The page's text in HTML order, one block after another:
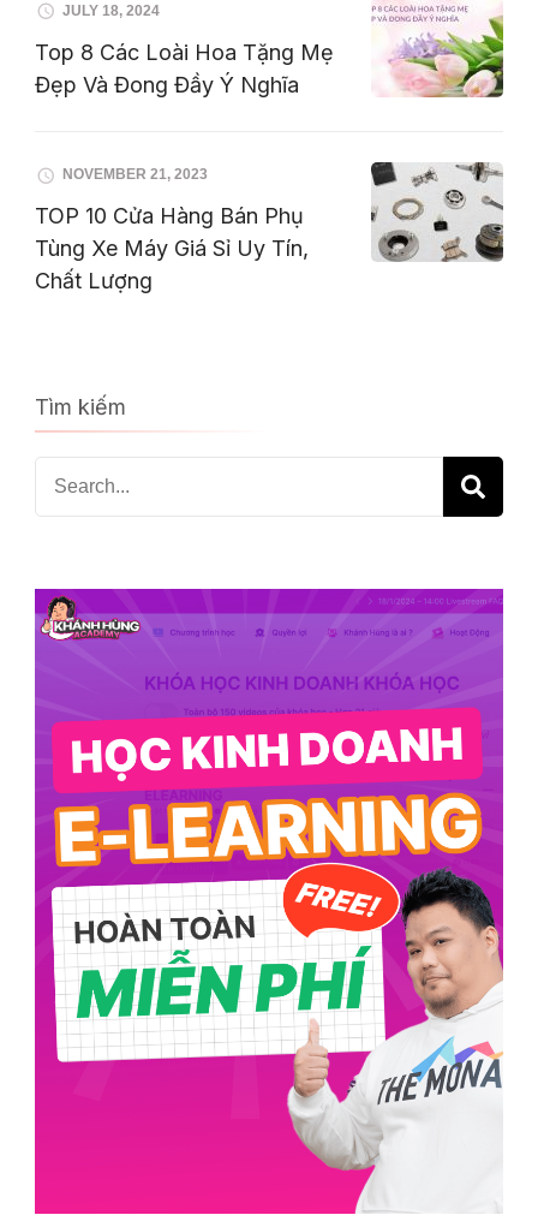
JULY 18, 2024
Top 8 Các Loài Hoa Tặng Mẹ
Đẹp Và Đong Đầy Ý Nghĩa
NOVEMBER 21, 2023
TOP 10 Cửa Hàng Bán Phụ
Tùng Xe Máy Giá Sỉ Uy Tín,
Chất Lượng
Tìm kiếm
Search
for: